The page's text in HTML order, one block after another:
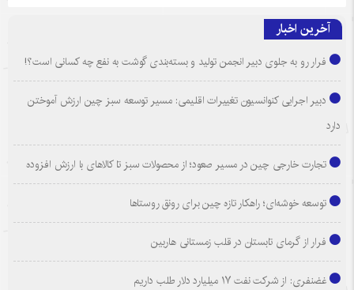
آخرین اخبار
فرار رو به جلوی دبیر انجمن تولید و بسته‌بندی گوشت به نفع چه کسانی است؟!
دبیر اجرایی کنوانسیون تغییرات اقلیمی: مسیر توسعه سبز چین ارزش آموختن
دارد
تجارت خارجی چین در مسیر صعود؛ از محصولات سبز تا کالاهای با ارزش افزوده
توسعه خوشه‌ای؛ راهکار تازه چین برای رونق روستاها
فرار از گرمای تابستان در قلب زمستانی هاربین
غضنفری: از شرکت نفت ۱۷ میلیارد دلار طلب داریم